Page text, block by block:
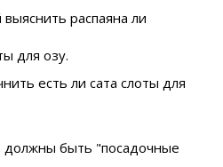
распаяна ли
для озу.
есть ли сата слоты для
должны быть "посадочные